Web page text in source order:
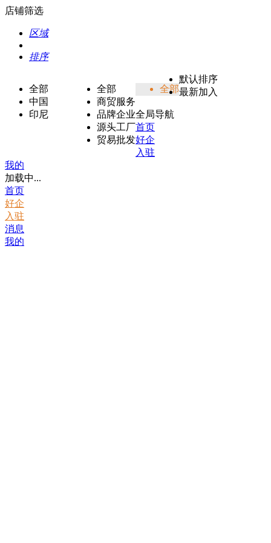
店铺筛选
区域
排序
全部
中国
印尼
全部
商贸服务
品牌企业
源头工厂
贸易批发
全部
默认排序
最新加入
全局导航
首页
好企
入驻
我的
加载中...
首页
好企
入驻
消息
我的